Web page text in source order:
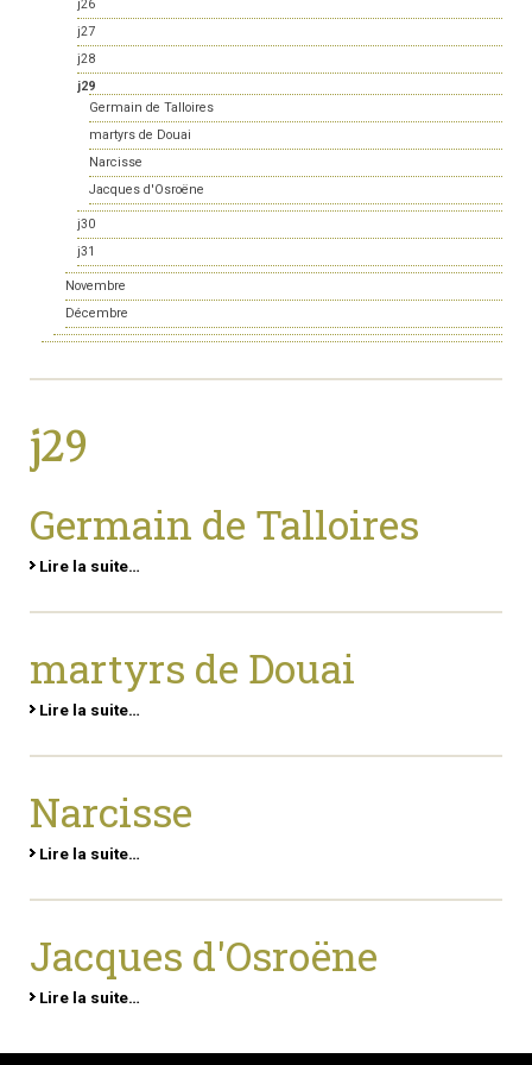
j26
j27
j28
j29
Germain de Talloires
martyrs de Douai
Narcisse
Jacques d'Osroëne
j30
j31
Novembre
Décembre
j29
Germain de Talloires
Lire la suite…
martyrs de Douai
Lire la suite…
Narcisse
Lire la suite…
Jacques d'Osroëne
Lire la suite…